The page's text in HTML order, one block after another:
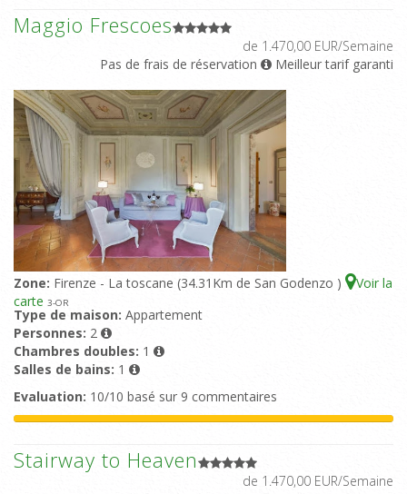
Maggio Frescoes
de 1.470,00 EUR/Semaine
Pas de frais de réservation
Meilleur tarif garanti
Zone: Firenze - La toscane (34.31Km de San Godenzo )
Voir la
carte 3-OR
Type de maison: Appartement
Personnes: 2
Chambres doubles: 1
Salles de bains: 1
Evaluation: 10/10 basé sur 9 commentaires
Stairway to Heaven
de 1.470,00 EUR/Semaine